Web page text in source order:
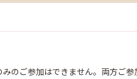
のご参加はできません。両方ご